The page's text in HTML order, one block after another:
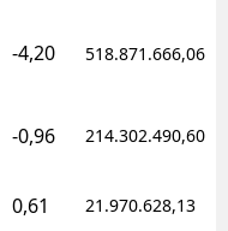
-4,20 518.871.666,06
-0,96 214.302.490,60
0,61 21.970.628,13